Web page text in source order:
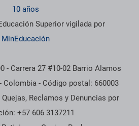
10 años
Superior vigilada por
MinEducación
- Carrera 27 #10-02 Barrio Alamos
Colombia - Código postal: 660003
Reclamos y Denuncias por
+57 606 3137211